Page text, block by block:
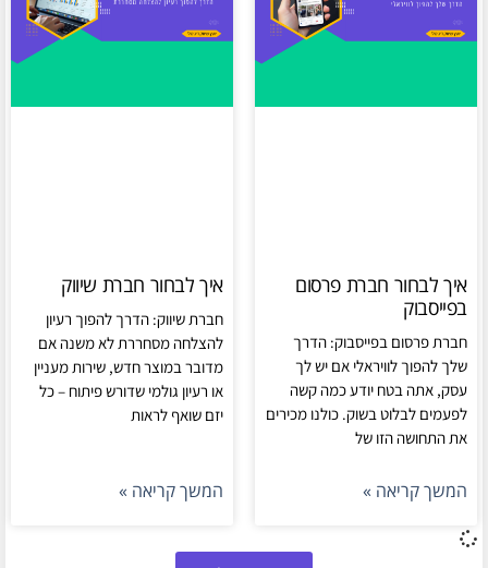
איך לבחור חברת פרסום
בפייסבוק
חברת פרסום בפייסבוק: הדרך
שלך להפוך לוויראלי אם יש לך
עסק, אתה בטח יודע כמה קשה
לפעמים לבלוט בשוק. כולנו מכירים
את התחושה הזו של
המשך קריאה »
איך לבחור חברת שיווק
חברת שיווק: הדרך להפוך רעיון
להצלחה מסחררת לא משנה אם
מדובר במוצר חדש, שירות מעניין
או רעיון גולמי שדורש פיתוח – כל
יזם שואף לראות
המשך קריאה »